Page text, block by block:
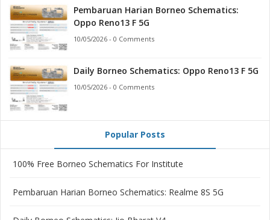
Pembaruan Harian Borneo Schematics:
Oppo Reno13 F 5G
10/05/2026 - 0 Comments
Daily Borneo Schematics: Oppo Reno13 F 5G
10/05/2026 - 0 Comments
Popular Posts
100% Free Borneo Schematics For Institute
Pembaruan Harian Borneo Schematics: Realme 8S 5G